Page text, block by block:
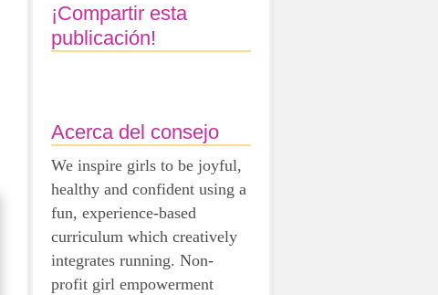
¡Compartir esta
publicación!
Acerca del consejo
We inspire girls to be joyful,
healthy and confident using a
fun, experience-based
curriculum which creatively
integrates running. Non-
profit girl empowerment